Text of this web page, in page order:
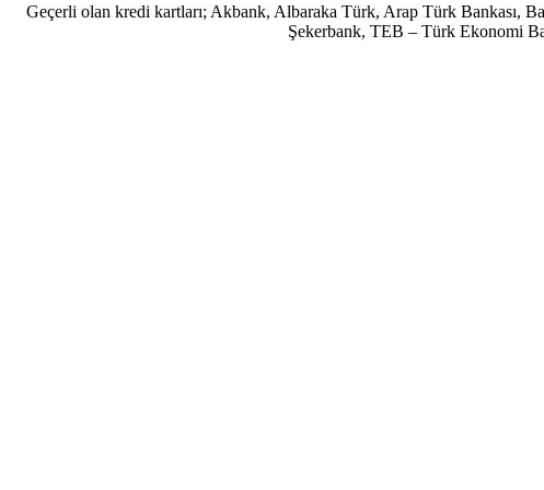
Geçerli olan kredi kartları; Akbank, Albaraka Türk, Arap Türk Bankası,
Şekerbank, TEB – Türk Ekonomi